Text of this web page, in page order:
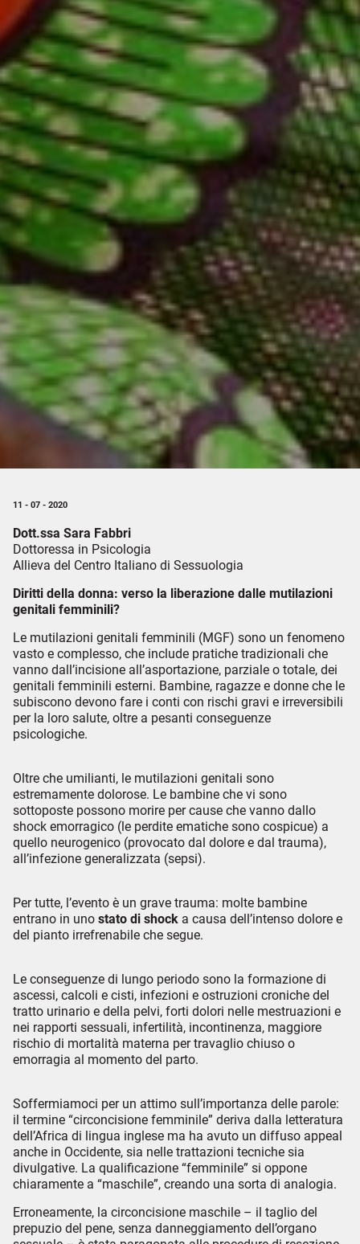
11 - 07 - 2020
Dott.ssa Sara Fabbri
Dottoressa in Psicologia
Allieva del Centro Italiano di Sessuologia
Diritti della donna: verso la liberazione dalle mutilazioni
genitali femminili?
Le mutilazioni genitali femminili (MGF) sono un fenomeno
vasto e complesso, che include pratiche tradizionali che
vanno dall’incisione all’asportazione, parziale o totale, dei
genitali femminili esterni. Bambine, ragazze e donne che le
subiscono devono fare i conti con rischi gravi e irreversibili
per la loro salute, oltre a pesanti conseguenze
psicologiche.
Oltre che umilianti, le mutilazioni genitali sono
estremamente dolorose. Le bambine che vi sono
sottoposte possono morire per cause che vanno dallo
shock emorragico (le perdite ematiche sono cospicue) a
quello neurogenico (provocato dal dolore e dal trauma),
all’infezione generalizzata (sepsi).
Per tutte, l’evento è un grave trauma: molte bambine
entrano in uno stato di shock a causa dell’intenso dolore e
del pianto irrefrenabile che segue.
Le conseguenze di lungo periodo sono la formazione di
ascessi, calcoli e cisti, infezioni e ostruzioni croniche del
tratto urinario e della pelvi, forti dolori nelle mestruazioni e
nei rapporti sessuali, infertilità, incontinenza, maggiore
rischio di mortalità materna per travaglio chiuso o
emorragia al momento del parto.
Soffermiamoci per un attimo sull’importanza delle parole:
il termine “circoncisione femminile” deriva dalla letteratura
dell’Africa di lingua inglese ma ha avuto un diffuso appeal
anche in Occidente, sia nelle trattazioni tecniche sia
divulgative. La qualificazione “femminile” si oppone
chiaramente a “maschile”, creando una sorta di analogia.
Erroneamente, la circoncisione maschile – il taglio del
prepuzio del pene, senza danneggiamento dell’organo